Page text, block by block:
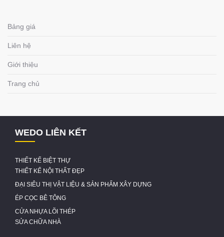
Bảng giá
Liên hệ
Giới thiệu
Trang chủ
WEDO LIÊN KẾT
THIẾT KẾ BIỆT THỰ
THIẾT KẾ NỘI THẤT ĐẸP
ĐẠI SIÊU THỊ VẬT LIỆU & SẢN PHẨM XÂY DỰNG
ÉP CỌC BÊ TÔNG
CỬA NHỰA LÕI THÉP
SỬA CHỮA NHÀ